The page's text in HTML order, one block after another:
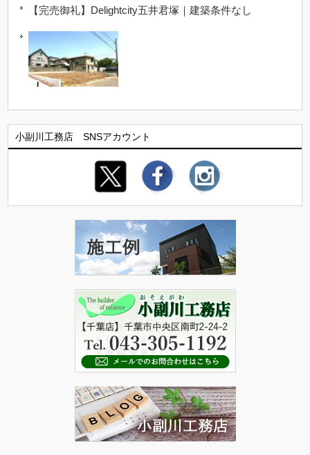
【完売御礼】Delightcity五井君塚｜建築条件なし
小副川工務店 SNSアカウント